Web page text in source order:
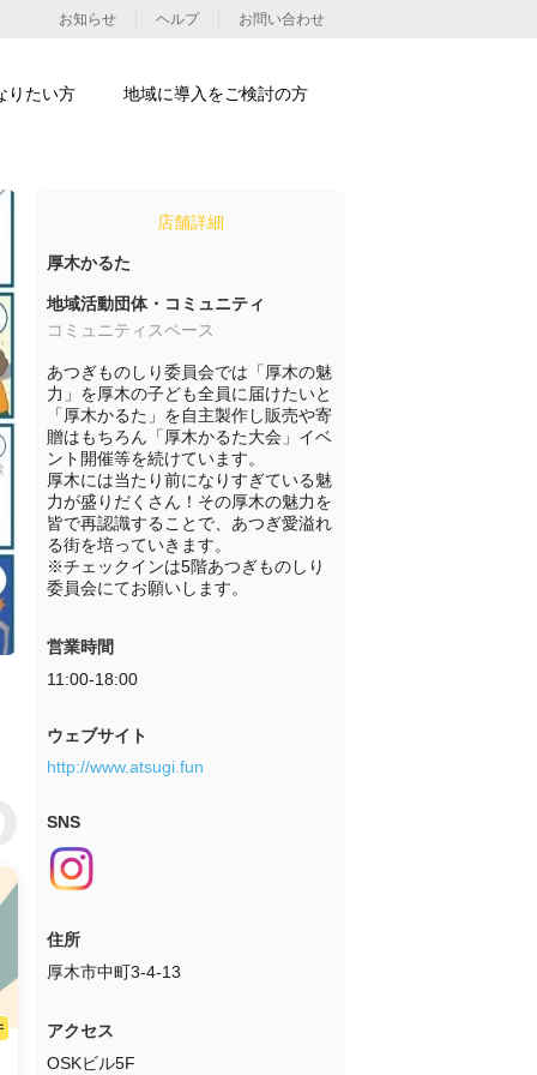
店舗詳細
厚木かるた
地域活動団体・コミュニティ
コミュニティスペース
あつぎものしり委員会では「厚木の魅
力」を厚木の子ども全員に届けたいと
「厚木かるた」を自主製作し販売や寄
贈はもちろん「厚木かるた大会」イベ
ント開催等を続けています。
厚木には当たり前になりすぎている魅
力が盛りだくさん！その厚木の魅力を
皆で再認識することで、あつぎ愛溢れ
る街を培っていきます。
※チェックインは5階あつぎものしり
委員会にてお願いします。
営業時間
11:00-18:00
ウェブサイト
http://www.atsugi.fun
SNS
住所
厚木市中町3-4-13
アクセス
OSKビル5F
お知らせ ヘルプ お問い合わせ
りたい方 地域に導入をご検討の方